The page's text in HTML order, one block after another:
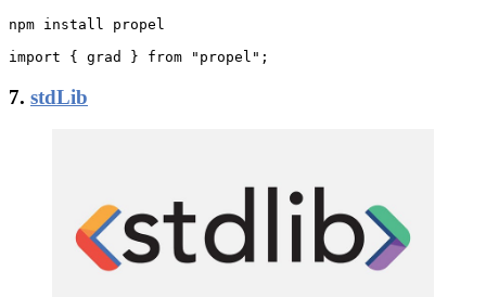
npm install propel
import { grad } from "propel";
7. stdLib